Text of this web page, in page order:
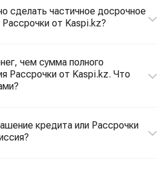
сделать частичное досрочное
от Kaspi.kz?
чем сумма полного
Рассрочки от Kaspi.kz. Что
кредита или Рассрочки